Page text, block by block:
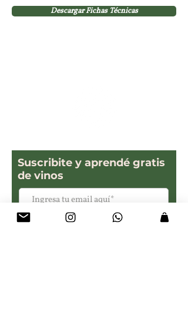
Descargar Fichas Técnicas
Suscribite y aprendé gratis
de vinos
Suscribirse ahora